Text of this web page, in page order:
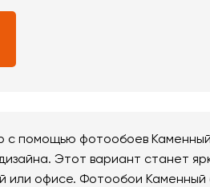
с помощью фотообоев
Этот вариант станет
или офисе. Фотообои Каменный